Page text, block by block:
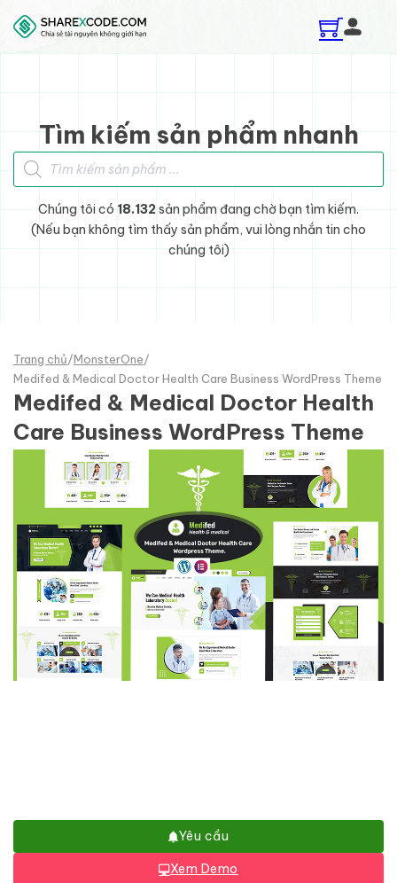
Skip to main content
Skip to footer
Tìm kiếm sản phẩm nhanh
Tìm kiếm sản phẩm
Chúng tôi có 18.132sản phẩm đang chờ bạn tìm kiếm.
(Nếu bạn không tìm thấy sản phẩm, vui lòng nhắn tin cho
chúng tôi)
Trang chủ/MonsterOne/
Medifed & Medical Doctor Health Care Business WordPress Theme
Medifed & Medical Doctor Health
Care Business WordPress Theme
Yêu cầu
Xem Demo